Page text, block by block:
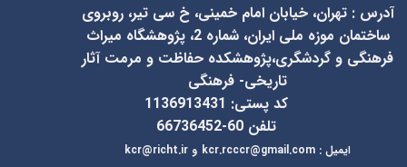
آدرس : تهران، خیابان امام خمینی، خ سی تیر، روبروی
ساختمان موزه ملی ایران، شماره 2، پژوهشگاه میراث
فرهنگی و گردشگری،پژوهشکده حفاظت و مرمت آثار
تاریخی- فرهنگی
کد پستی: 1136913431
تلفن 60-66736452
ایمیل:
kcr@richt.ir و kcr.rcccr@gmail.com